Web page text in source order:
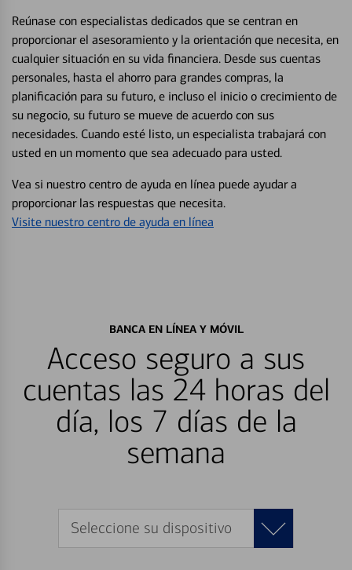
Reúnase con especialistas dedicados que se centran en
proporcionar el asesoramiento y la orientación que necesita, en
cualquier situación en su vida financiera. Desde sus cuentas
personales, hasta el ahorro para grandes compras, la
planificación para su futuro, e incluso el inicio o crecimiento de
su negocio, su futuro se mueve de acuerdo con sus
necesidades. Cuando esté listo, un especialista trabajará con
usted en un momento que sea adecuado para usted.
Vea si nuestro centro de ayuda en línea puede ayudar a
proporcionar las respuestas que necesita.
Visite nuestro centro de ayuda en línea
BANCA EN LÍNEA Y MÓVIL
Acceso seguro a sus
cuentas las 24 horas del
día, los 7 días de la
semana
Seleccione su dispositivo